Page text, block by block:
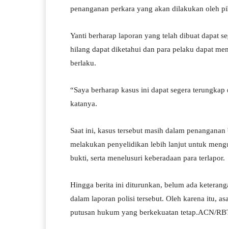
penanganan perkara yang akan dilakukan oleh
Yanti berharap laporan yang telah dibuat dapat
hilang dapat diketahui dan para pelaku dapat
berlaku.
“Saya berharap kasus ini dapat segera
katanya.
Saat ini, kasus tersebut masih dalam
melakukan penyelidikan lebih lanjut untuk
bukti, serta menelusuri keberadaan para terlapor.
Hingga berita ini diturunkan, belum ada
dalam laporan polisi tersebut. Oleh karena itu,
putusan hukum yang berkekuatan tetap.ACN/